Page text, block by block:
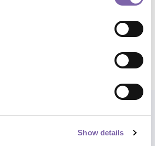
Show details
anche i percorsi